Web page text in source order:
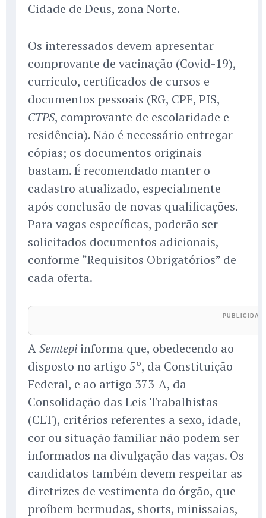
Cidade de Deus, zona Norte.
Os interessados devem apresentar
comprovante de vacinação (Covid-19),
currículo, certificados de cursos e
documentos pessoais (RG, CPF, PIS,
CTPS, comprovante de escolaridade e
residência). Não é necessário entregar
cópias; os documentos originais
bastam. É recomendado manter o
cadastro atualizado, especialmente
após conclusão de novas qualificações.
Para vagas específicas, poderão ser
solicitados documentos adicionais,
conforme “Requisitos Obrigatórios” de
cada oferta.
A Semtepi informa que, obedecendo ao
disposto no artigo 5º, da Constituição
Federal, e ao artigo 373-A, da
Consolidação das Leis Trabalhistas
(CLT), critérios referentes a sexo, idade,
cor ou situação familiar não podem ser
informados na divulgação das vagas. Os
candidatos também devem respeitar as
diretrizes de vestimenta do órgão, que
proíbem bermudas, shorts, minissaias,